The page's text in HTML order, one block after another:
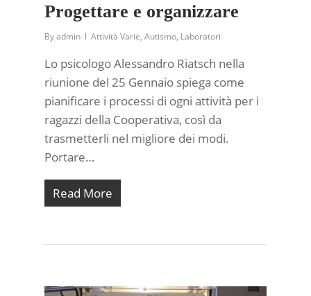
Progettare e organizzare
Byadmin Attività Varie, Autismo, Laboratori
Lo psicologo Alessandro Riatsch nella
riunione del 25 Gennaio spiega come
pianificare i processi di ogni attività per i
ragazzi della Cooperativa, così da
trasmetterli nel migliore dei modi.
Portare…
Read More